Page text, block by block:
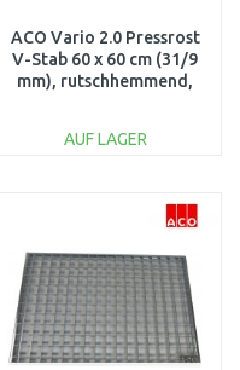
ACO Vario 2.0 Pressrost
V-Stab 60 x 60 cm (31/9
mm), rutschhemmend,
AUF LAGER